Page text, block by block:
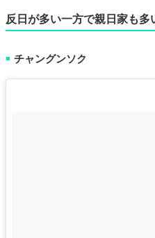
反日が多い一方で親日家も多
■ チャングンソク